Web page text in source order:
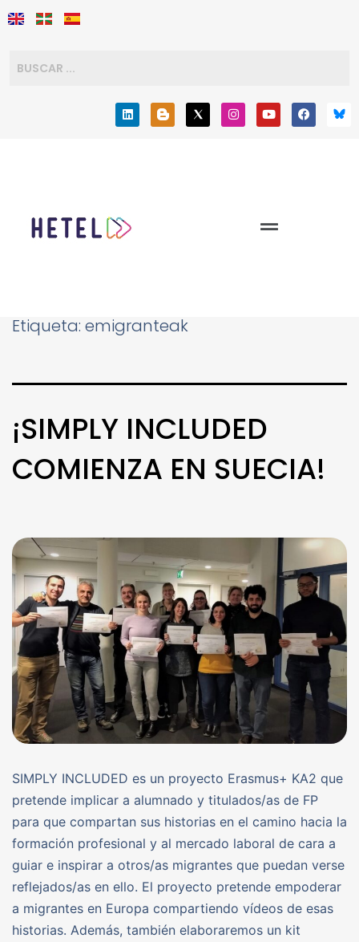
Etiqueta: emigranteak
¡SIMPLY INCLUDED
COMIENZA EN SUECIA!
SIMPLY INCLUDED es un proyecto Erasmus+ KA2 que
pretende implicar a alumnado y titulados/as de FP
para que compartan sus historias en el camino hacia la
formación profesional y al mercado laboral de cara a
guiar e inspirar a otros/as migrantes que puedan verse
reflejados/as en ello. El proyecto pretende empoderar
a migrantes en Europa compartiendo vídeos de esas
historias. Además, también elaboraremos un kit